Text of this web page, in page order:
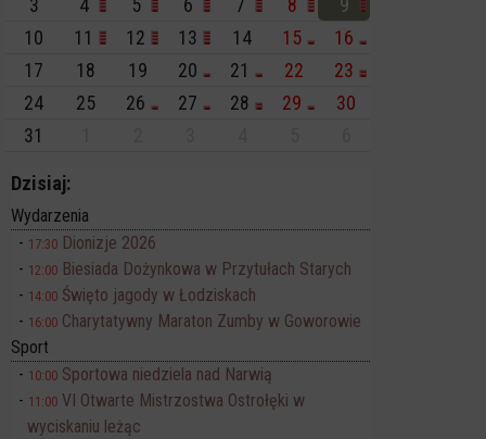
3
4 5 6 7 8
9
10
11 12 13 14 15
16
17
18 19 20 21 22
23
24
25 26 27 28 29
30
31
Dzisiaj:
Wydarzenia
17:30 Dionizje 2026
12:00 Biesiada Dożynkowa w Przytułach Starych
14:00 Święto jagody w Łodziskach
16:00 Charytatywny Maraton Zumby w Goworowie
Sport
10:00 Sportowa niedziela nad Narwią
11:00 VI Otwarte Mistrzostwa Ostrołęki w
wyciskaniu leżąc